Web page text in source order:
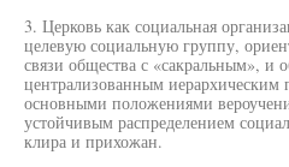
3. Церковь как социальная
целевую социальную группу,
связи общества с «сакральным»,
централизованным
основными положениями
устойчивым распределением
клира и прихожан.